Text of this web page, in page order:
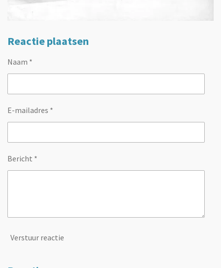
Reactie plaatsen
Naam *
E-mailadres *
Bericht *
Verstuur reactie